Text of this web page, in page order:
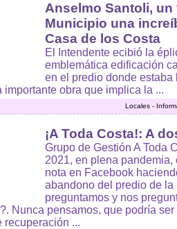
Anselmo Santoli,
Municipio una
Casa de los Costa
El Intendente ecibió la
emblemática edificación
en el predio donde
importante obra que implica la ...
Locales -
¡A Toda Costa!: A
Grupo de Gestión A Toda
2021, en plena
nota en Facebook
abandono del predio de
preguntamos y nos
Nunca pensamos, que podría
recuperación ...